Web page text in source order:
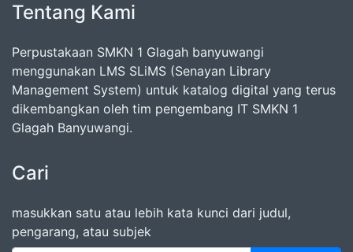
Tentang Kami
Perpustakaan SMKN 1 Glagah banyuwangi
menggunakan LMS SLiMS (Senayan Library
Management System) untuk katalog digital yang terus
dikembangkan oleh tim pengembang IT SMKN 1
Glagah Banyuwangi.
Cari
masukkan satu atau lebih kata kunci dari judul,
pengarang, atau subjek